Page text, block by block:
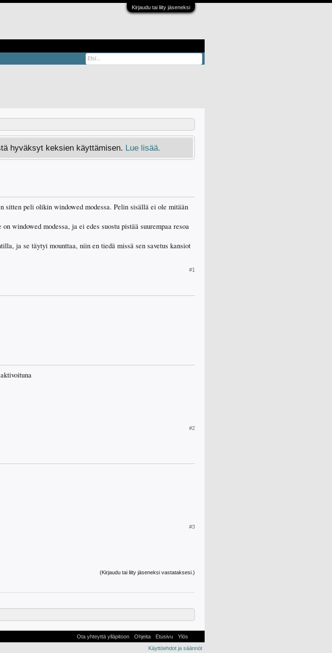
Kirjaudu tai liity jäseneksi
hyväksyt keksien käyttämisen. Lue lisää.
sitten peli olikin windowed modessa. Pelin sisällä ei ole mitään
windowed modessa, ja ei edes suostu pistää suurempaa resoa
ja se täytyi mounttaa, niin en tiedä missä sen savetus kansiot
#1
#2
#3
(Kirjaudu tai liity jäseneksi vastataksesi.)
Ota yhteyttä ylläpitoon Ohjeita Etusivu
Ylös
Käyttöehdot ja säännöt